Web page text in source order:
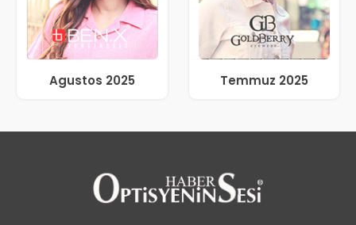
Agustos 2025 Temmuz 2025